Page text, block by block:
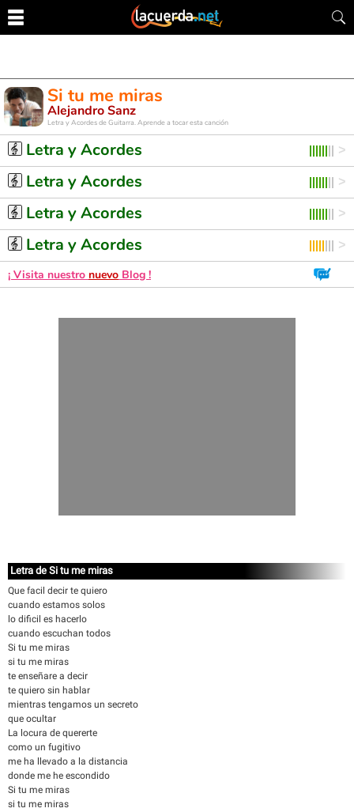
Si tu me miras
Alejandro Sanz
Letra y Acordes de Guitarra. Aprende a tocar esta canción
Letra y Acordes
Letra y Acordes
Letra y Acordes
Letra y Acordes
¡ Visita nuestro nuevo Blog !
Letra de Si tu me miras
Que facil decir te quiero
cuando estamos solos
lo dificil es hacerlo
cuando escuchan todos
Si tu me miras
si tu me miras
te enseñare a decir
te quiero sin hablar
mientras tengamos un secreto
que ocultar
La locura de quererte
como un fugitivo
me ha llevado a la distancia
donde me he escondido
Si tu me miras
si tu me miras